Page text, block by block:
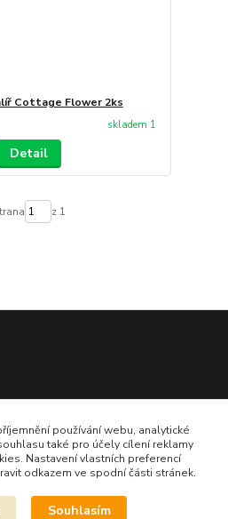
Cottage Flower 2ks
skladem 1
Detail
z 1
používání webu, analytické
také pro účely cílení reklamy
Nastavení vlastních preferencí
odkazem ve spodní části stránek.
Souhlasím